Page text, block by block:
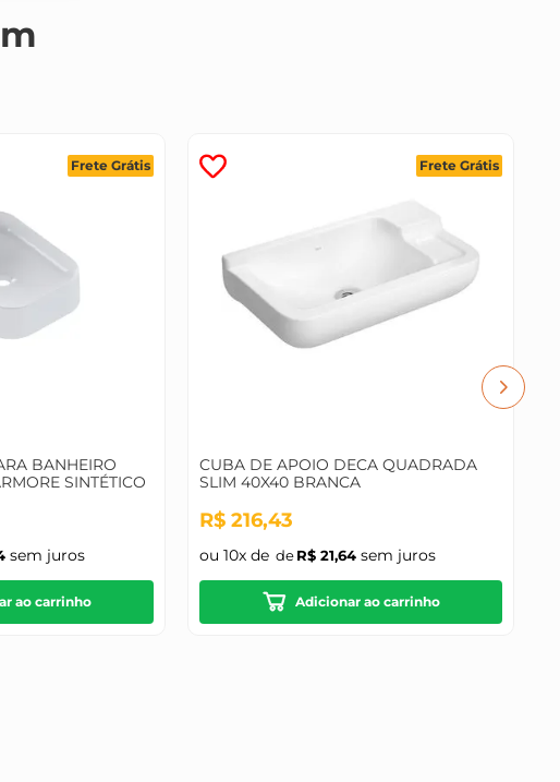
Frete Grátis
BANHEIRO
SINTÉTICO
sem juros
ao carrinho
Frete Grátis
CUBA DE APOIO DECA QUADRADA
SLIM 40X40 BRANCA
R$ 216,43
ou 10x de R$ 21,64 sem juros
Adicionar ao carrinho